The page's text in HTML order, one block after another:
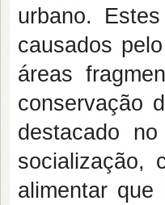
urbano.
causados
áreas
conservação
destacado
socialização,
alimentar